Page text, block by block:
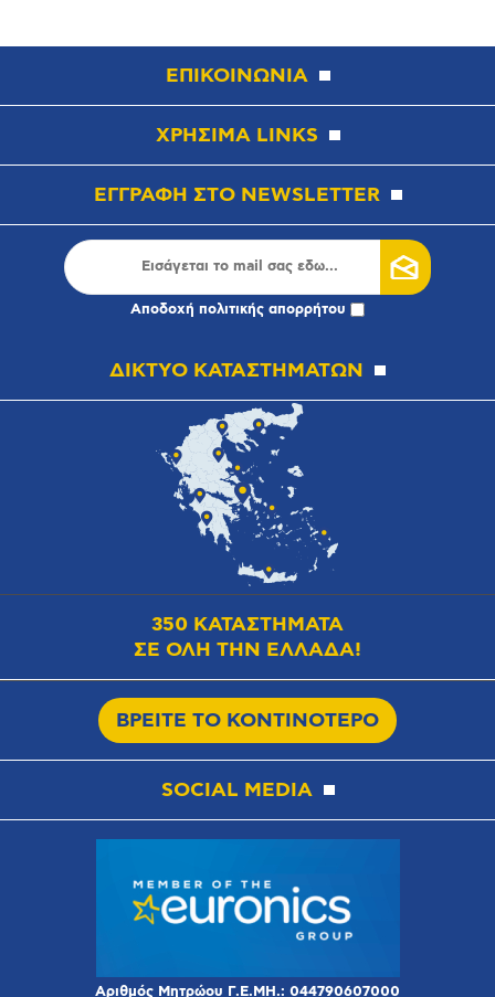
ΕΠΙΚΟΙΝΩΝΙΑ
ΧΡΗΣΙΜΑ LINKS
ΕΓΓΡΑΦΗ ΣΤΟ NEWSLETTER
Αποδοχή πολιτικής απορρήτου
ΔΙΚΤΥΟ ΚΑΤΑΣΤΗΜΑΤΩΝ
350 ΚΑΤΑΣΤΗΜΑΤΑ
ΣΕ ΟΛΗ ΤΗΝ ΕΛΛΑΔΑ!
ΒΡΕΙΤΕ ΤΟ ΚΟΝΤΙΝΟΤΕΡΟ
SOCIAL MEDIA